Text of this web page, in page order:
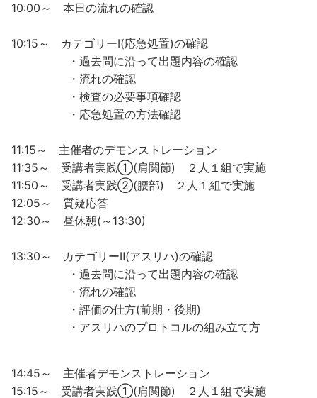
10:00～ 本日の流れの確認
10:15～ カテゴリーⅠ(応急処置)の確認
・過去問に沿って出題内容の確認
・流れの確認
・検査の必要事項確認
・応急処置の方法確認
11:15～ 主催者のデモンストレーション
11:35～ 受講者実践➀(肩関節) ２人１組で実施
11:50～ 受講者実践➁(腰部) ２人１組で実施
12:05～ 質疑応答
12:30～ 昼休憩(～13:30)
13:30～ カテゴリーⅡ(アスリハ)の確認
・過去問に沿って出題内容の確認
・流れの確認
・評価の仕方(前期・後期)
・アスリハのプロトコルの組み立て方
14:45～ 主催者デモンストレーション
15:15～ 受講者実践➀(肩関節) ２人１組で実施